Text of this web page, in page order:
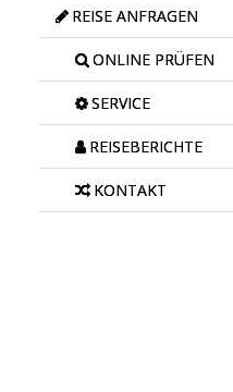
REISE ANFRAGEN
ONLINE PRÜFEN
SERVICE
REISEBERICHTE
KONTAKT